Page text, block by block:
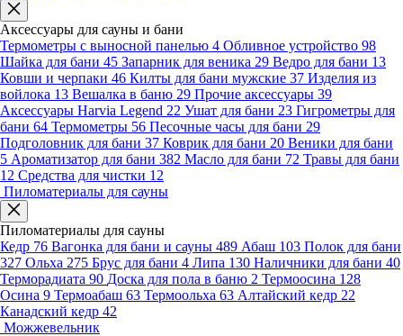
Аксессуары для сауны и бани
Термометры с выносной панелью 4 Обливное устройство 98
Шайка для бани 45 Запарник для веника 29 Ведро для бани 13
Ковши и черпаки 46 Килты для бани мужские 37 Изделия из
войлока 13 Вешалка в баню 29 Прочие аксессуары 39
Аксессуары Harvia Legend 22 Ушат для бани 23 Гигрометры для
бани 64 Термометры 56 Песочные часы для бани 29
Подголовник для бани 37 Коврик для бани 20 Веники для бани
5 Ароматизатор для бани 382 Масло для бани 72 Травы для бани
12 Средства для чистки 12
Пиломатериалы для сауны
Пиломатериалы для сауны
Кедр 76 Вагонка для бани и сауны 489 Абаш 103 Полок для бани
327 Ольха 275 Брус для бани 4 Липа 130 Наличники для бани 40
Терморадиата 90 Доска для пола в баню 2 Термоосина 128
Осина 9 Термоабаш 63 Термоольха 63 Алтайский кедр 22
Канадский кедр 42
Можжевельник